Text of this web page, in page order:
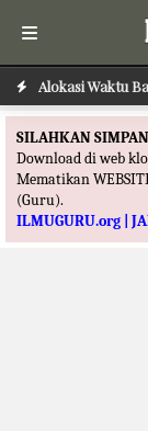
Alokasi Waktu
Alokasi
SILAHKAN
Download di web
Mematikan
(Guru).
ILMUGURU.org |